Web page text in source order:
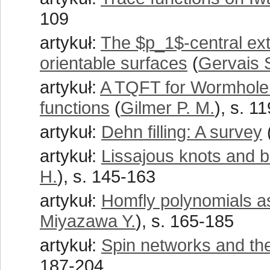
109
artykuł: The $p_1$-central
orientable surfaces (Gervais
artykuł: A TQFT for
functions (Gilmer P. M.), s.
artykuł: Dehn filling: A survey
artykuł: Lissajous knots and
H.), s. 145-163
artykuł: Homfly polynomials
Miyazawa Y.), s. 165-185
artykuł: Spin networks and
187-204